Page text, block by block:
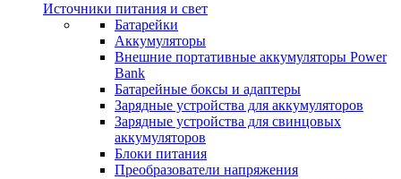
Источники питания и свет
Батарейки
Аккумуляторы
Внешние портативные аккумуляторы Power
Bank
Батарейные боксы и адаптеры
Зарядные устройства для аккумуляторов
Зарядные устройства для свинцовых
аккумуляторов
Блоки питания
Преобразователи напряжения